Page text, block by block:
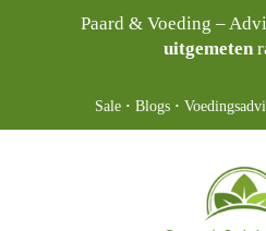
Paard & Voeding –
uitgemeten
Sale ·Blogs ·